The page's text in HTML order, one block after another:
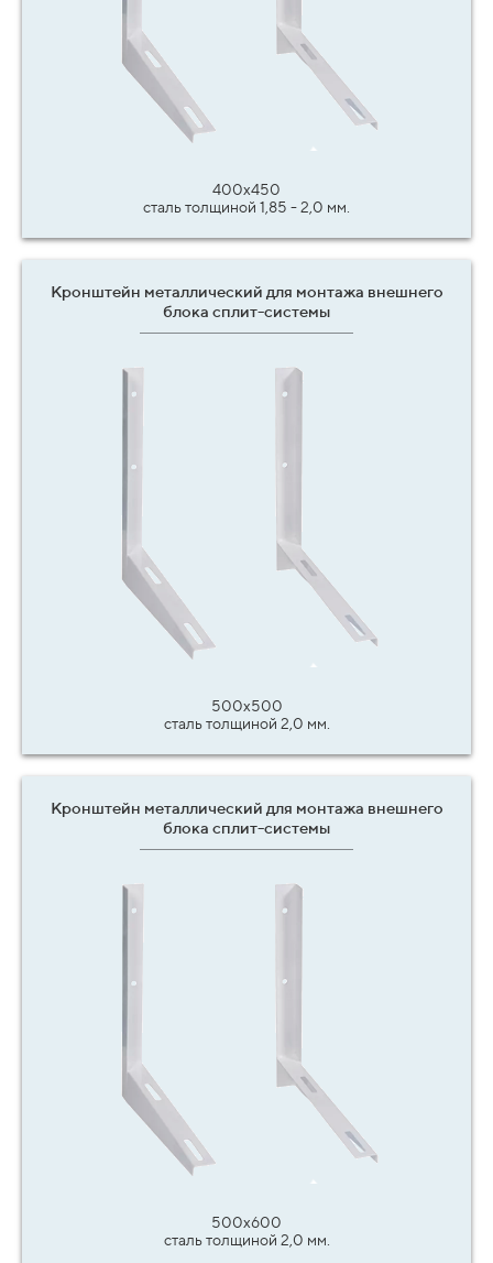
400х450
сталь толщиной 1,85 - 2,0 мм.
Кронштейн металлический для монтажа внешнего
блока сплит-системы
500х500
сталь толщиной 2,0 мм.
Кронштейн металлический для монтажа внешнего
блока сплит-системы
500х600
сталь толщиной 2,0 мм.